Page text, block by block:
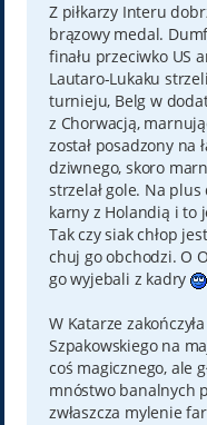
Z piłkarzy Interu
brązowy medal.
finału przeciwko US
Lautaro-Lukaku
turnieju, Belg w
z Chorwacją,
został posadzony na
dziwnego, skoro
strzelał gole. Na
karny z Holandią i to
Tak czy siak chłop
chuj go obchodzi. O
go wyjebali z kadry
W Katarze
Szpakowskiego na
coś magicznego, ale
mnóstwo banalnych
zwłaszcza mylenie